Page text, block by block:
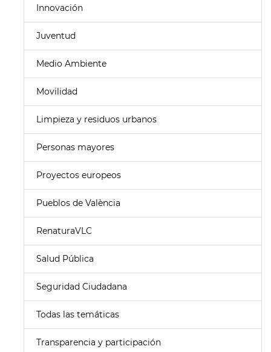
Innovación
Juventud
Medio Ambiente
Movilidad
Limpieza y residuos urbanos
Personas mayores
Proyectos europeos
Pueblos de València
RenaturaVLC
Salud Pública
Seguridad Ciudadana
Todas las temáticas
Transparencia y participación